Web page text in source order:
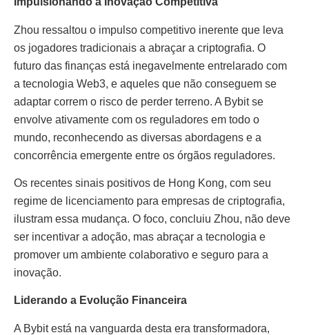
Zhou ressaltou o impulso competitivo inerente que leva
os jogadores tradicionais a abraçar a criptografia. O
futuro das finanças está inegavelmente entrelarado com
a tecnologia Web3, e aqueles que não conseguem se
adaptar correm o risco de perder terreno. A Bybit se
envolve ativamente com os reguladores em todo o
mundo, reconhecendo as diversas abordagens e a
concorrência emergente entre os órgãos reguladores.
Os recentes sinais positivos de Hong Kong, com seu
regime de licenciamento para empresas de criptografia,
ilustram essa mudança. O foco, concluiu Zhou, não deve
ser incentivar a adoção, mas abraçar a tecnologia e
promover um ambiente colaborativo e seguro para a
inovação.
Liderando a Evolução Financeira
A Bybit está na vanguarda desta era transformadora,